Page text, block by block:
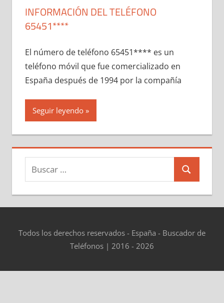
INFORMACIÓN DEL TELÉFONO
65451****
El número dе teléfono 65451**** es un
teléfono móvil quе fue comercializado en
España después dе 1994 pοr la compañía
Seguir leyendo
Buscar:
Buscar
Todos los derechos reservados - España - Buscador de
Teléfonos | 2016 - 2026